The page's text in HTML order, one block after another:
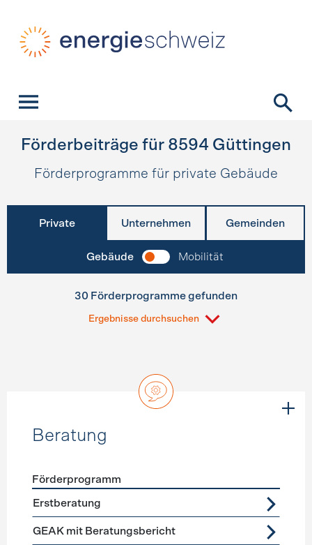
Förderbeiträge für 8594 Güttingen
Förderprogramme für private Gebäude
Private Unternehmen Gemeinden
Gebäude Mobilität
30 Förderprogramme gefunden
Ergebnisse durchsuchen
Beratung
Förderprogramme
Förderprogramm
Erstberatung
GEAK mit Beratungsbericht